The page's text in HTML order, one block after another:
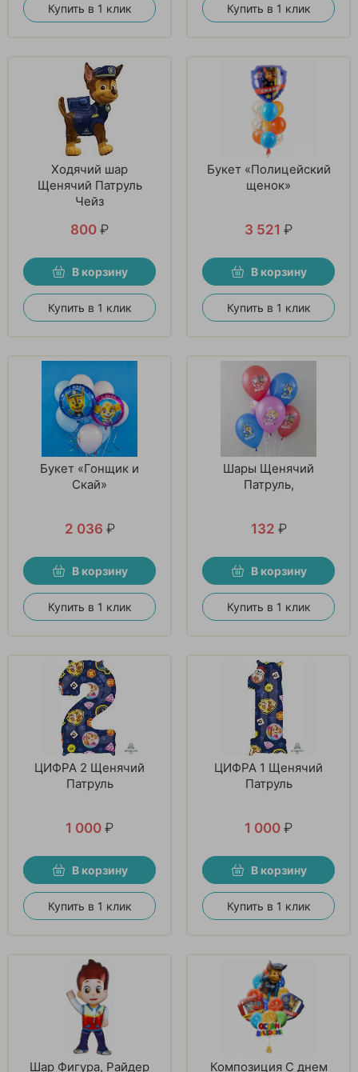
Купить в 1 клик Купить в 1 клик
Ходячий шар
Щенячий Патруль
Чейз
800 ₽
В корзину
Купить в 1 клик
Букет «Полицейский
щенок»
3 521 ₽
В корзину
Купить в 1 клик
Букет «Гонщик и
Скай»
2 036 ₽
В корзину
Купить в 1 клик
Шары Щенячий
Патруль,
132 ₽
В корзину
Купить в 1 клик
ЦИФРА 2 Щенячий
Патруль
1 000 ₽
В корзину
Купить в 1 клик
ЦИФРА 1 Щенячий
Патруль
1 000 ₽
В корзину
Купить в 1 клик
Шар Фигура, Райдер Композиция С днем